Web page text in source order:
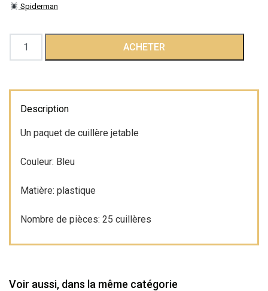
Déguisements
Spiderman
quantité
de
jetable
bleu
ACHETER
Description
Un paquet de cuillère jetable
Couleur: Bleu
Matière: plastique
Nombre de pièces: 25 cuillères
Voir aussi, dans la même catégorie